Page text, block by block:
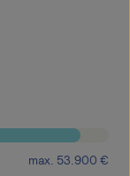
max. 53.900 €